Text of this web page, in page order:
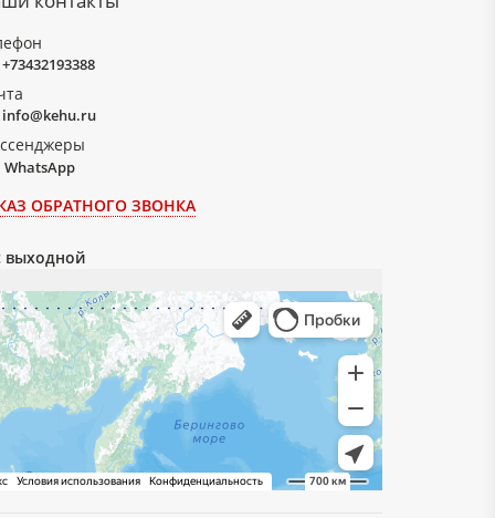
+73432193388
info@kehu.ru
WhatsApp
ОБРАТНОГО ЗВОНКА
выходной